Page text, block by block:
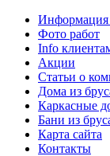
Информация
Фото работ
Info
Акции
Статьи о
Дома из
Каркасные
Бани из
Карта сайта
Контакты